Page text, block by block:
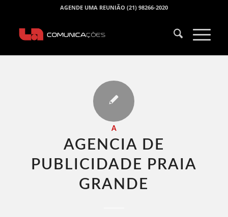
AGENDE UMA REUNIÃO (21) 98266-2020
A
AGENCIA DE
PUBLICIDADE PRAIA
GRANDE​